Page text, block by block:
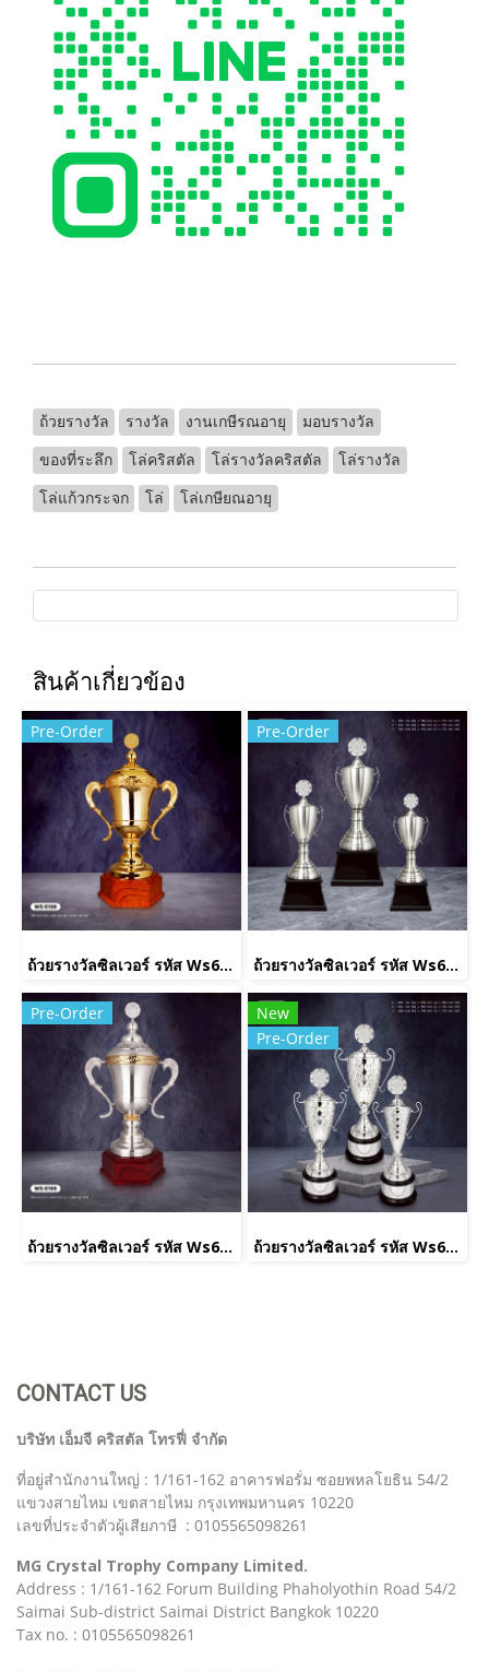
ถ้วยรางวัล รางวัล งานเกษีรณอายุ
มอบรางวัล
ของที่ระลึก
โล่คริสตัล โล่รางวัลคริสตัล
โล่รางวัล
โล่แก้วกระจก
โล่ โล่เกษียณอายุ
สินค้าเกี่ยวข้อง
Pre-Order
ถ้วยรางวัลซิลเวอร์ รหัส Ws6198
Pre-Order
ถ้วยรางวัลซิลเวอร์ รหัส Ws6222
Pre-Order
ถ้วยรางวัลซิลเวอร์ รหัส Ws6199
New
Pre-Order
ถ้วยรางวัลซิลเวอร์ รหัส Ws6232
CONTACT US
บริษัท เอ็มจี คริสตัล โทรฟี่ จำกัด
ที่อยู่สำนักงานใหญ่ : 1/161-162 อาคารฟอรั่ม ซอยพหลโยธิน 54/2
แขวงสายไหม เขตสายไหม กรุงเทพมหานคร 10220
เลขที่ประจำตัวผู้เสียภาษี : 0105565098261
MG Crystal Trophy Company Limited.
Address : 1/161-162 Forum Building Phaholyothin Road 54/2
Saimai Sub-district Saimai District Bangkok 10220
Tax no. : 0105565098261